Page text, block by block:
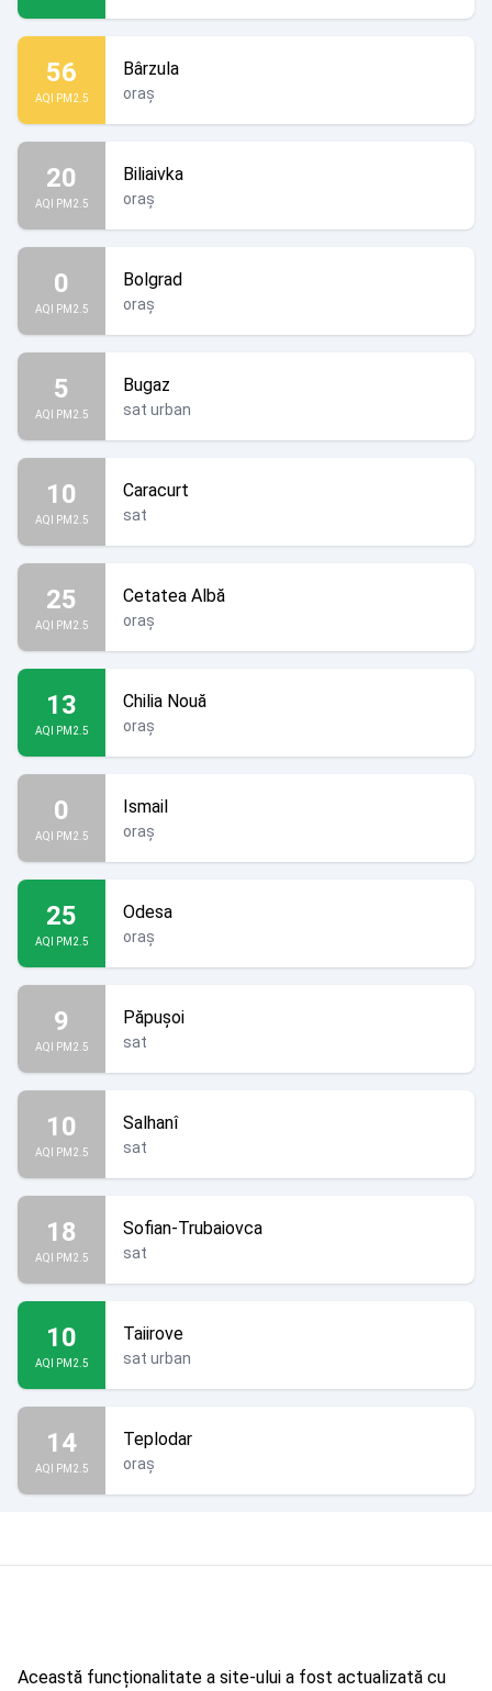
56
AQI PM2.5
Bârzula
oraș
20
AQI PM2.5
Biliaivka
oraș
0
AQI PM2.5
Bolgrad
oraș
5
AQI PM2.5
Bugaz
sat urban
10
AQI PM2.5
Caracurt
sat
25
AQI PM2.5
Cetatea Albă
oraș
13
AQI PM2.5
Chilia Nouă
oraș
0
AQI PM2.5
Ismail
oraș
25
AQI PM2.5
Odesa
oraș
9
AQI PM2.5
Păpușoi
sat
10
AQI PM2.5
Salhanî
sat
18
AQI PM2.5
Sofian-Trubaiovca
sat
10
AQI PM2.5
Taiirove
sat urban
14
AQI PM2.5
Teplodar
oraș
Această funcționalitate a site-ului a fost actualizată cu